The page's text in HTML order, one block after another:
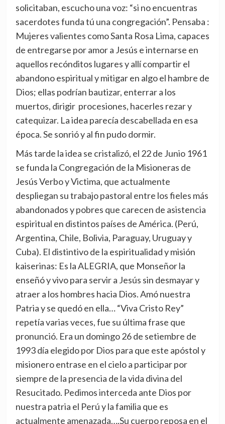
solicitaban, escucho una voz: “si no encuentras
sacerdotes funda tú una congregación”. Pensaba :
Mujeres valientes como Santa Rosa Lima, capaces
de entregarse por amor a Jesús e internarse en
aquellos recónditos lugares y allí compartir el
abandono espiritual y mitigar en algo el hambre de
Dios; ellas podrían bautizar, enterrar a los
muertos, dirigir procesiones, hacerles rezar y
catequizar. La idea parecía descabellada en esa
época. Se sonrió y al fin pudo dormir.
Más tarde la idea se cristalizó, el 22 de Junio 1961
se funda la Congregación de la Misioneras de
Jesús Verbo y Victima, que actualmente
despliegan su trabajo pastoral entre los fieles más
abandonados y pobres que carecen de asistencia
espiritual en distintos países de América. (Perú,
Argentina, Chile, Bolivia, Paraguay, Uruguay y
Cuba). El distintivo de la espiritualidad y misión
kaiserinas: Es la ALEGRIA, que Monseñor la
enseñó y vivo para servir a Jesús sin desmayar y
atraer a los hombres hacia Dios. Amó nuestra
Patria y se quedó en ella… “Viva Cristo Rey”
repetía varias veces, fue su última frase que
pronunció. Era un domingo 26 de setiembre de
1993 día elegido por Dios para que este apóstol y
misionero entrase en el cielo a participar por
siempre de la presencia de la vida divina del
Resucitado. Pedimos interceda ante Dios por
nuestra patria el Perú y la familia que es
actualmente amenazada….Su cuerpo reposa en el